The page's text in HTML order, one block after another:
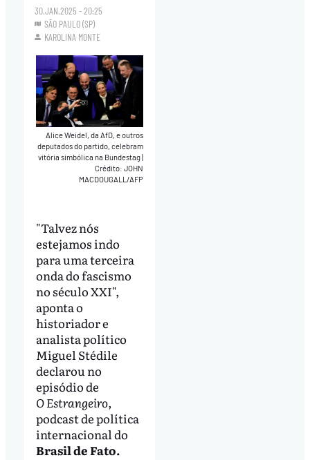
30.JAN.2025 - 20:25
SÃO PAULO (SP)
KAROLINA MONTE
Alice Weidel, da AfD, e outros
deputados do partido, celebram
vitória simbólica na Bundestag|
Crédito: JOHN
MACDOUGALL/AFP
"Talvez nós
estejamos indo
para uma terceira
onda do fascismo
no século XXI",
aponta o
historiador e
analista político
Miguel Stédile
declarou no
episódio de
OEstrangeiro,
podcast de política
internacional do
Brasil de Fato.